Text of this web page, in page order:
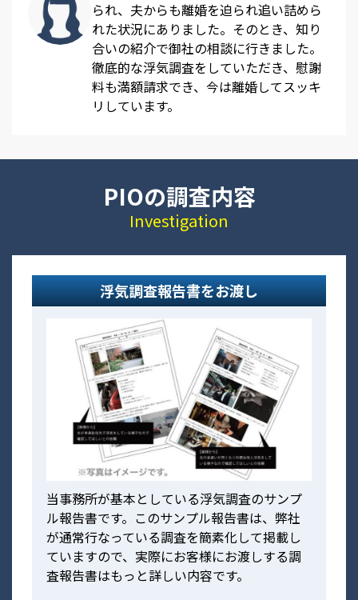
られ、夫からも離婚を迫られ追い詰めら
れた状況にありました。そのとき、知り
合いの紹介で御社の相談に行きました。
徹底的な浮気調査をしていただき、慰謝
料も満額請求でき、今は離婚してスッキ
リしています。
PIOの調査内容
Investigation
浮気調査報告書をお渡し
当事務所が基本としている浮気調査のサンプ
ル報告書です。このサンプル報告書は、弊社
が通常行なっている調査を簡素化して掲載し
ていますので、実際にお客様にお渡しする調
査報告書はもっと詳しい内容です。